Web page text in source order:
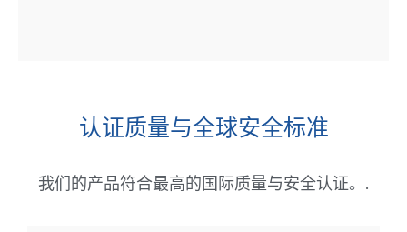
认证质量与全球安全标准
我们的产品符合最高的国际质量与安全认证。.